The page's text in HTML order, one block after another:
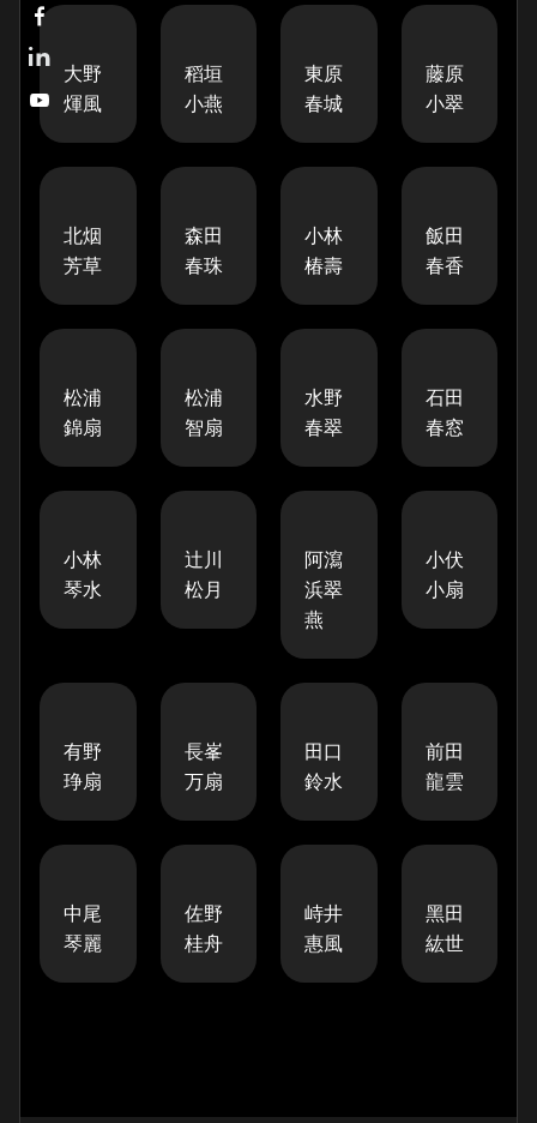
大野
煇風
稻垣
小燕
東原
春城
藤原
小翠
北烟
芳草
森田
春珠
小林
椿壽
飯田
春香
松浦
錦扇
松浦
智扇
水野
春翠
石田
春窓
小林
琴水
辻川
松月
阿瀉
浜翠
燕
小伏
小扇
有野
琤扇
長峯
万扇
田口
鈴水
前田
龍雲
中尾
琴麗
佐野
桂舟
峙井
惠風
黑田
紘世

